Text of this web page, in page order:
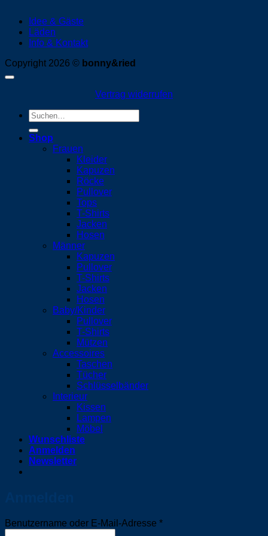
Idee & Gäste
Läden
Info & Kontakt
Copyright 2026 © bonny&ried
Vertrag widerrufen
Suchen
nach:
Shop
Frauen
Kleider
Kapuzen
Röcke
Pullover
Tops
T-Shirts
Jacken
Hosen
Männer
Kapuzen
Pullover
T-Shirts
Jacken
Hosen
Baby/Kinder
Pullover
T-Shirts
Mützen
Accessoires
Taschen
Tücher
Schlüsselbänder
Interieur
Kissen
Lampen
Möbel
Wunschliste
Anmelden
Newsletter
Benutzername oder E-Mail-Adresse *Erforderlich